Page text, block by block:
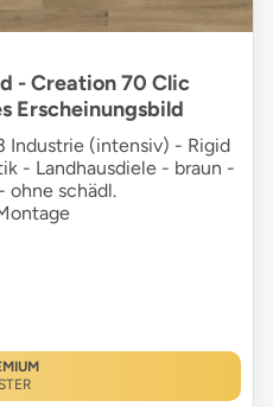
- Creation 70 Clic
Erscheinungsbild
(intensiv) - Rigid
- Landhausdiele - braun -
ohne schädl.